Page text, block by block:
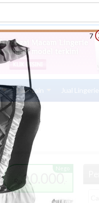
6
Lain-Lain Jual
Nego
10.000